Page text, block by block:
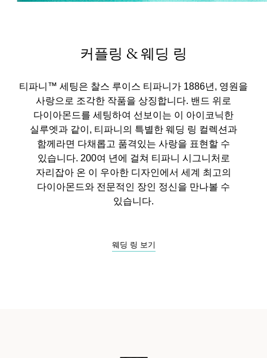
커플링 & 웨딩 링
티파니™ 세팅은 찰스 루이스 티파니가 1886년, 영원을
사랑으로 조각한 작품을 상징합니다. 밴드 위로
다이아몬드를 세팅하여 선보이는 이 아이코닉한
실루엣과 같이, 티파니의 특별한 웨딩 링 컬렉션과
함께라면 다채롭고 품격있는 사랑을 표현할 수
있습니다. 200여 년에 걸쳐 티파니 시그니처로
자리잡아 온 이 우아한 디자인에서 세계 최고의
다이아몬드와 전문적인 장인 정신을 만나볼 수
있습니다.
웨딩 링 보기